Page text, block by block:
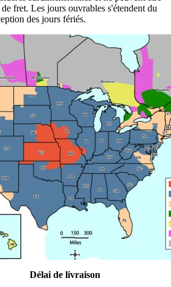
fret. Les jours ouvrables s'étendent du
des jours fériés.
Délai de livraison